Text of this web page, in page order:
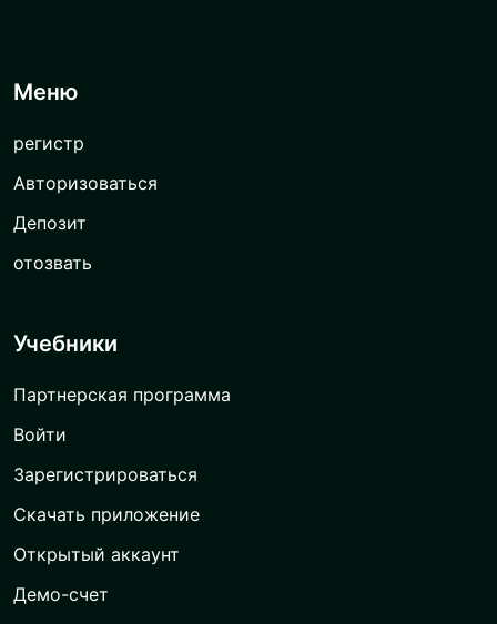
Меню
регистр
Авторизоваться
Депозит
отозвать
Учебники
Партнерская программа
Войти
Зарегистрироваться
Скачать приложение
Открытый аккаунт
Демо-счет